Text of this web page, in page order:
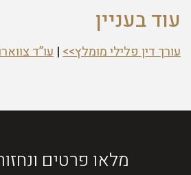
עוד בעניין
עורך דין פלילי מומלץ>>| עו”ד
מלאו פרטים